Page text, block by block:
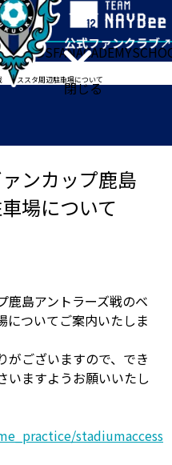
閉じる
GOODSFANACADEMY
ベススタ周辺駐車場について
ンカップ鹿島
場について
鹿島アントラーズ戦のベ
についてご案内いたしま
ございますので、でき
いますようお願いいたし
stadiumaccess